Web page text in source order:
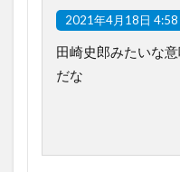
2021年4月18日 4:58
田崎史郎みたいな
だな